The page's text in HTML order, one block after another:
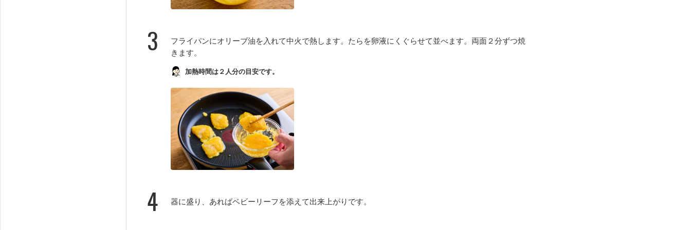
3
フライパンにオリーブ油を入れて中火で熱します。たらを卵液にくぐらせて並べます。両面２分ずつ焼
きます。
加熱時間は２人分の目安です。
4 器に盛り、あればベビーリーフを添えて出来上がりです。